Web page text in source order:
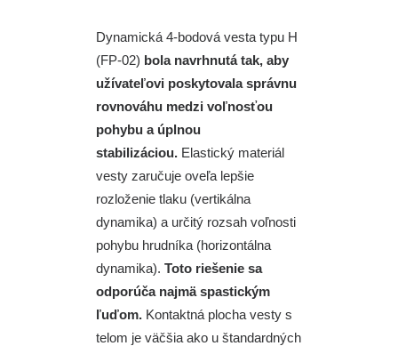
Dynamická 4-bodová vesta typu H
(FP-02) bola navrhnutá tak, aby
užívateľovi poskytovala správnu
rovnováhu medzi voľnosťou
pohybu a úplnou
stabilizáciou. Elastický materiál
vesty zaručuje oveľa lepšie
rozloženie tlaku (vertikálna
dynamika) a určitý rozsah voľnosti
pohybu hrudníka (horizontálna
dynamika). Toto riešenie sa
odporúča najmä spastickým
ľuďom. Kontaktná plocha vesty s
telom je väčšia ako u štandardných